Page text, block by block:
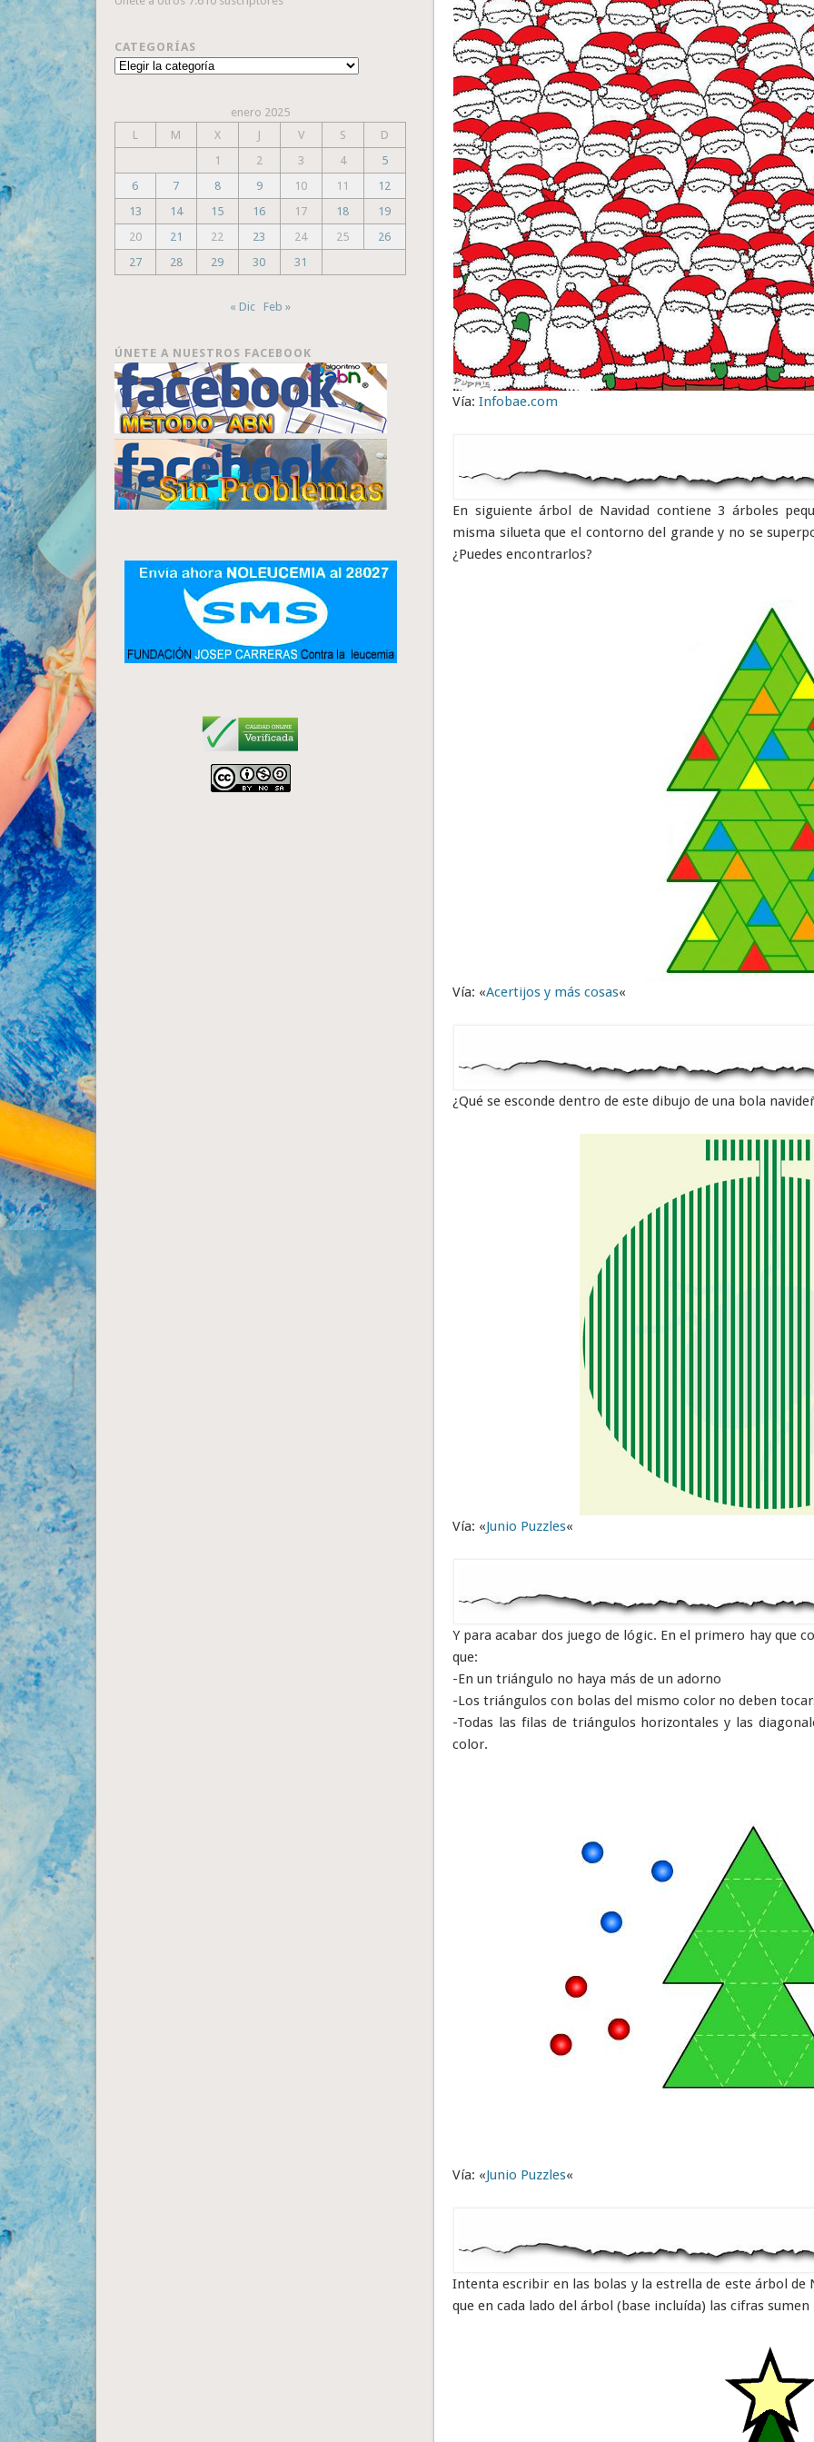
Vía:Infobae.com
En siguiente árbol de Navidad contiene 3 árboles
misma silueta que el contorno del grande y no se
¿Puedes encontrarlos?
Vía: «Acertijos y más cosas«
¿Qué se esconde dentro de este dibujo de una bola
Vía: «Junio Puzzles«
Y para acabar dos juego de lógic. En el primero hay que
que:
-En un triángulo no haya más de un adorno
-Los triángulos con bolas del mismo color no deben
-Todas las filas de triángulos horizontales y las
color.
Vía: «Junio Puzzles«
Intenta escribir en las bolas y la estrella de este árbol
que en cada lado del árbol (base incluída) las cifras
CATEGORÍAS
Categorías
enero 2025
L
M X J V S
D
1
2 3 4
5
6
7 8 9 10 11
12
13
14 15 16 17 18
19
20
21 22 23 24 25
26
27
28 29 30 31
« Dic Feb »
ÚNETE A NUESTROS FACEBOOK